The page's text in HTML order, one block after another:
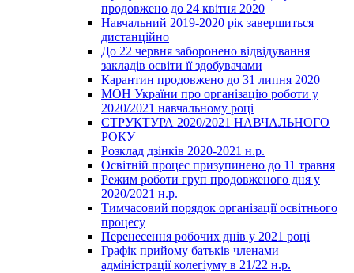
продовжено до 24 квітня 2020
Навчальний 2019-2020 рік завершиться
дистанційно
До 22 червня заборонено відвідування
закладів освіти її здобувачами
Карантин продовжено до 31 липня 2020
МОН України про організацію роботи у
2020/2021 навчальному році
СТРУКТУРА 2020/2021 НАВЧАЛЬНОГО
РОКУ
Розклад дзінків 2020-2021 н.р.
Освітній процес призупинено до 11 травня
Режим роботи груп продовженого дня у
2020/2021 н.р.
Тимчасовий порядок організації освітнього
процесу
Перенесення робочих днів у 2021 році
Графік прийому батьків членами
адміністрації колегіуму в 21/22 н.р.